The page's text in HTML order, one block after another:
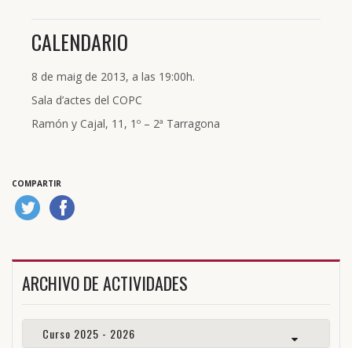
CALENDARIO
8 de maig de 2013, a las 19:00h.
Sala d’actes del COPC
Ramón y Cajal, 11, 1º – 2ª Tarragona
COMPARTIR
ARCHIVO DE ACTIVIDADES
Curso 2025 - 2026